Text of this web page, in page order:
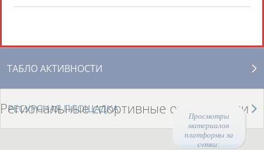
Просмотры
материалов
платформы за
сутки:
ТАБЛО АКТИВНОСТИ
РЕСУРСНАЯ ПЛОЩАДКА
Региональные спортивные организации